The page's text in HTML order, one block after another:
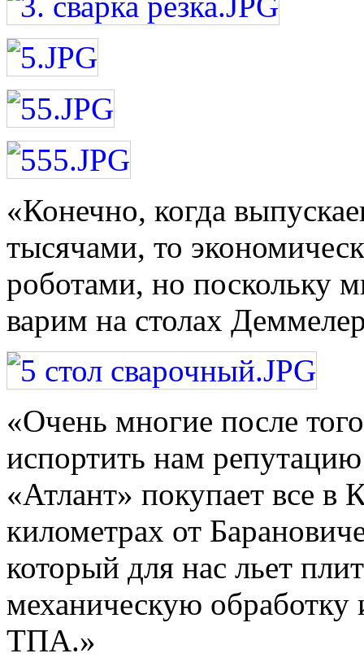
«Конечно, когда
тысячами, то
роботами, но поскольку
варим на столах
«Очень многие после
испортить нам
«Атлант» покупает все в
километрах от
который для нас льет
механическую обработку
ТПА.»